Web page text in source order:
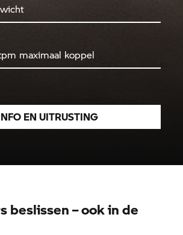
maximaal koppel
EN UITRUSTING
beslissen – ook in de